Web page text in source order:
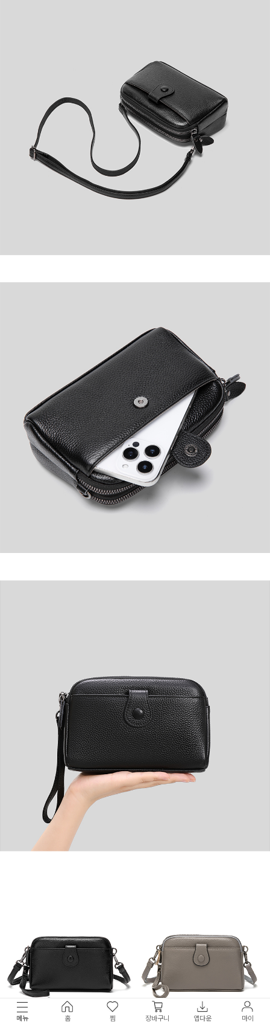
메뉴 홈 찜 장바구니 앱다운 마이